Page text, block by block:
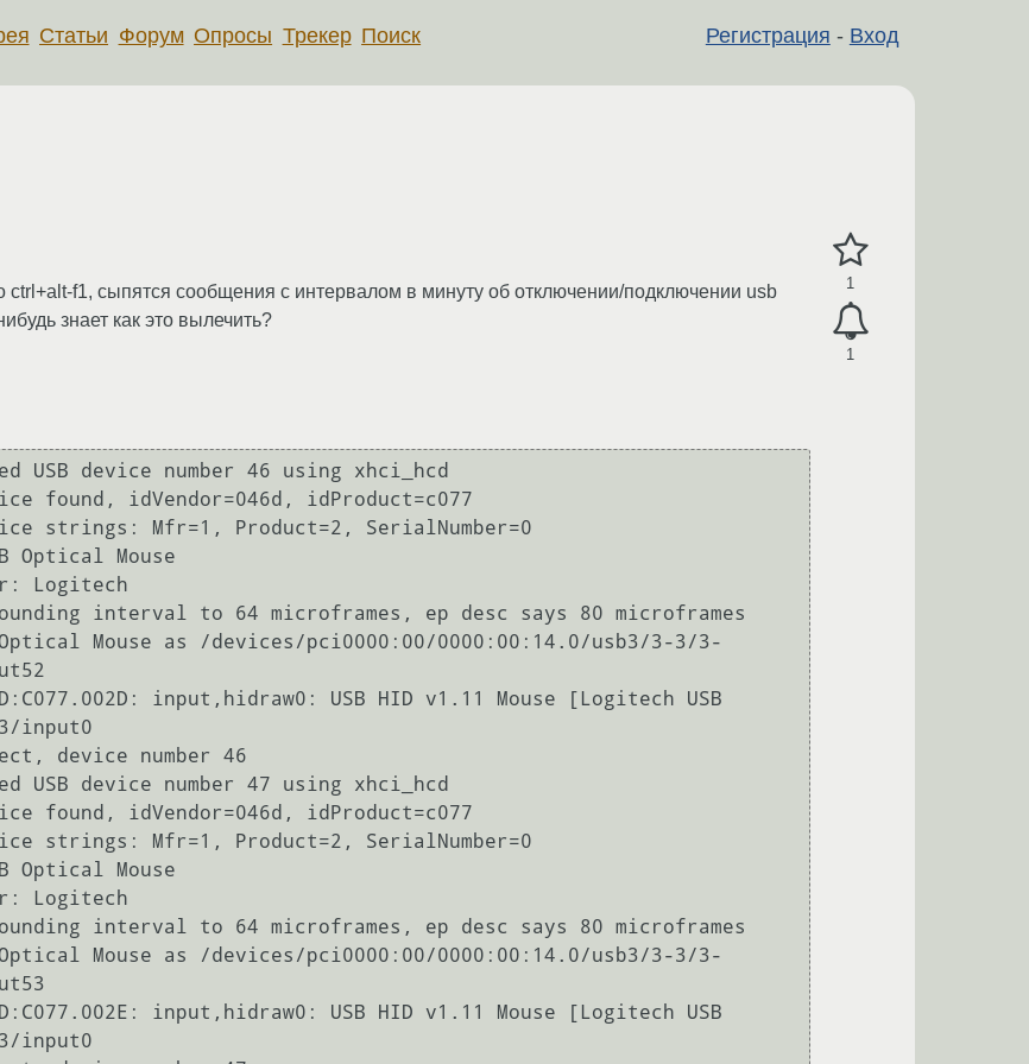
Регистрация - Вход
Статьи Форум Опросы Трекер Поиск
1
1
ctrl+alt-f1, сыпятся сообщения с интервалом в минуту об отключении/подключении usb
знает как это вылечить?
USB device number 46 using xhci_hcd
found, idVendor=046d, idProduct=c077
strings: Mfr=1, Product=2, SerialNumber=0
Optical Mouse
Logitech
interval to 64 microframes, ep desc says 80 microframes
Mouse as /devices/pci0000:00/0000:00:14.0/usb3/3-3/3-
input,hidraw0: USB HID v1.11 Mouse [Logitech USB
input0
device number 46
USB device number 47 using xhci_hcd
found, idVendor=046d, idProduct=c077
strings: Mfr=1, Product=2, SerialNumber=0
Optical Mouse
Logitech
interval to 64 microframes, ep desc says 80 microframes
Mouse as /devices/pci0000:00/0000:00:14.0/usb3/3-3/3-
input,hidraw0: USB HID v1.11 Mouse [Logitech USB
input0